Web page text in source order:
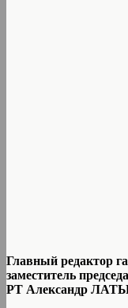
Главный редактор
заместитель
РТ Александр